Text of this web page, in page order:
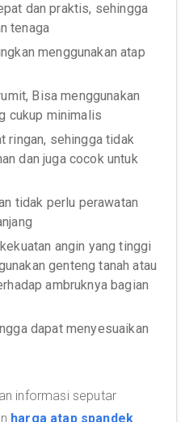
dan praktis, sehingga
tenaga
menggunakan atap
Bisa menggunakan
cukup minimalis
ringan, sehingga tidak
dan juga cocok untuk
tidak perlu perawatan
angin yang tinggi
genteng tanah atau
ambruknya bagian
dapat menyesuaikan
informasi seputar
harga atap spandek